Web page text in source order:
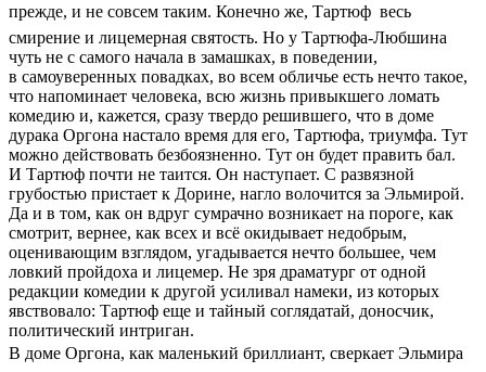
прежде, и не совсем таким. Конечно же, Тартюф  весь
смирение и лицемерная святость. Но у Тартюфа-Любшина
чуть не с самого начала в замашках, в поведении,
в самоуверенных повадках, во всем обличье есть нечто такое,
что напоминает человека, всю жизнь привыкшего ломать
комедию и, кажется, сразу твердо решившего, что в доме
дурака Оргона настало время для его, Тартюфа, триумфа. Тут
можно действовать безбоязненно. Тут он будет править бал.
И Тартюф почти не таится. Он наступает. С развязной
грубостью пристает к Дорине, нагло волочится за Эльмирой.
Да и в том, как он вдруг сумрачно возникает на пороге, как
смотрит, вернее, как всех и всё окидывает недобрым,
оценивающим взглядом, угадывается нечто большее, чем
ловкий пройдоха и лицемер. Не зря драматург от одной
редакции комедии к другой усиливал намеки, из которых
явствовало: Тартюф еще и тайный соглядатай, доносчик,
политический интриган.
В доме Оргона, как маленький бриллиант, сверкает Эльмира 